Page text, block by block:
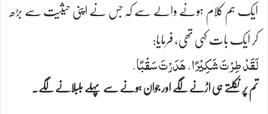
ایک ہم کلام ہونے والے سے کہ جس نے اپنی حیثیت سے بڑھ
کر ایک بات کہی تھی، فرمایا:
لَقَدْ طِرْتَ شَكِیْرًا، هَدَرْتَ سَقْبًا.
تم پر نکلتے ہی اڑنے لگے اور جوان ہونے سے پہلے بلبلانے لگے۔